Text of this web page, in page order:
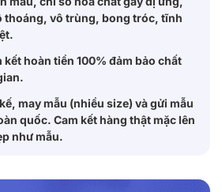
thoáng, vô trùng, bong tróc, tĩnh
kết hoàn tiền 100% đảm bảo chất
may mẫu (nhiều size) và gửi mẫu
quốc. Cam kết hàng thật mặc lên
như mẫu.